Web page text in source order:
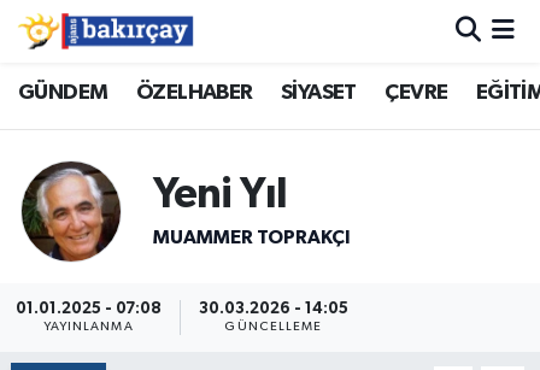
GÜNDEM ÖZELHABER SİYASET ÇEVRE
Yeni Yıl
MUAMMER TOPRAKÇI
01.01.2025 - 07:08
YAYINLANMA
30.03.2026 - 14:05
GÜNCELLEME
İzmir Nöbetçi Eczaneler
İzmir Namaz Vakitleri
Süper Lig Puan Durumu ve Fikstür